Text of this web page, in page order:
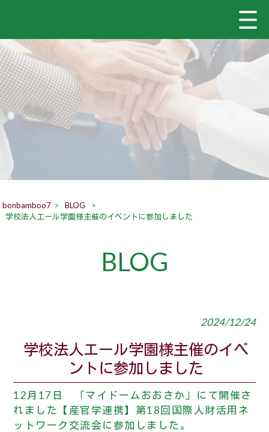
bonbamboo7 > BLOG
>
学校法人エール学園様主催のイベントに参加しました
BLOG
2024/12/24
学校法人エール学園様主催のイベ
ントに参加しました
12月17日 「マイドームおおさか」にて開催さ
れました
【産官学連携】第18回国際人財活用ネ
ットワーク交流会に参加しました。